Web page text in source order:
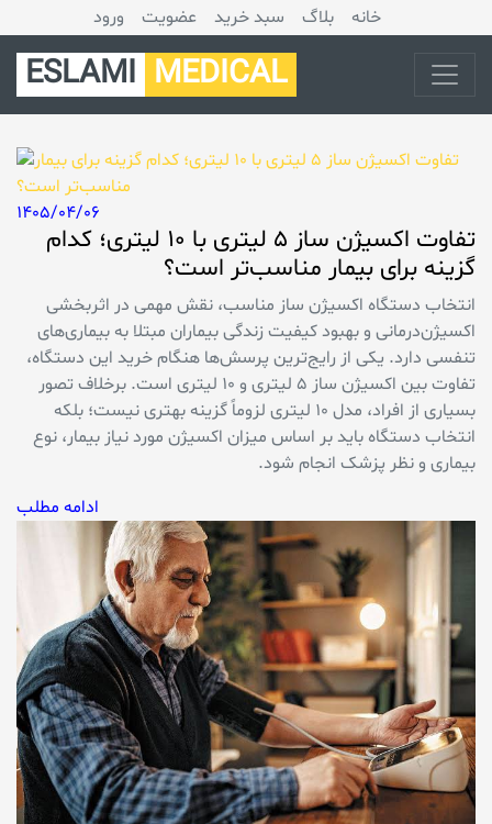
ورود عضویت سبد خرید بلاگ خانه
ESLAMI MEDICAL
1405/04/06
تفاوت اکسیژن ساز ۵ لیتری با ۱۰ لیتری؛ کدام
گزینه برای بیمار مناسب‌تر است؟
انتخاب دستگاه اکسیژن ساز مناسب، نقش مهمی در اثربخشی
اکسیژن‌درمانی و بهبود کیفیت زندگی بیماران مبتلا به بیماری‌های
تنفسی دارد. یکی از رایج‌ترین پرسش‌ها هنگام خرید این دستگاه،
تفاوت بین اکسیژن ساز ۵ لیتری و ۱۰ لیتری است. برخلاف تصور
بسیاری از افراد، مدل ۱۰ لیتری لزوماً گزینه بهتری نیست؛ بلکه
انتخاب دستگاه باید بر اساس میزان اکسیژن مورد نیاز بیمار، نوع
بیماری و نظر پزشک انجام شود.